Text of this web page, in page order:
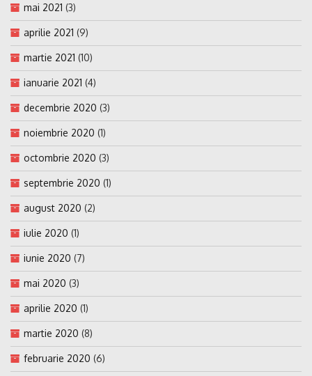
mai 2021 (3)
aprilie 2021 (9)
martie 2021 (10)
ianuarie 2021 (4)
decembrie 2020 (3)
noiembrie 2020 (1)
octombrie 2020 (3)
septembrie 2020 (1)
august 2020 (2)
iulie 2020 (1)
iunie 2020 (7)
mai 2020 (3)
aprilie 2020 (1)
martie 2020 (8)
februarie 2020 (6)